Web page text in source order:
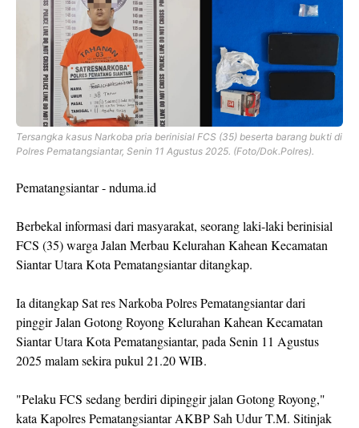
Tersangka kasus Narkoba pria berinisial FCS (35) beserta barang bukti di
Polres Pematangsiantar, Senin 11 Agustus 2025. (Foto/Dok.Polres).
Pematangsiantar - nduma.id
Berbekal informasi dari masyarakat, seorang laki-laki berinisial
FCS (35) warga Jalan Merbau Kelurahan Kahean Kecamatan
Siantar Utara Kota Pematangsiantar ditangkap.
Ia ditangkap Sat res Narkoba Polres Pematangsiantar dari
pinggir Jalan Gotong Royong Kelurahan Kahean Kecamatan
Siantar Utara Kota Pematangsiantar, pada Senin 11 Agustus
2025 malam sekira pukul 21.20 WIB.
"Pelaku FCS sedang berdiri dipinggir jalan Gotong Royong,"
kata Kapolres Pematangsiantar AKBP Sah Udur T.M. Sitinjak